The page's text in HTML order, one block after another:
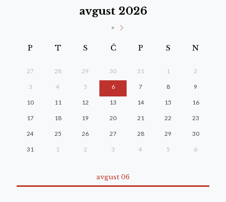
avgust 2026
>
P T S Č P S N
27 28 29 30 31 1 2
3 4 5 6 7 8 9
10 11 12 13 14 15 16
17 18 19 20 21 22 23
24 25 26 27 28 29 30
31 1 2 3 4 5 6
avgust 06